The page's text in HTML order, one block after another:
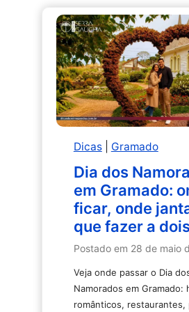
e
o
que
fazer
no
pico
do
Dicas| Gramado
Dia dos
em Gramado:
ficar, onde
que fazer a
Postado em 28 de maio
Veja onde passar o Dia
Namorados em Gramado:
românticos, restaurantes,